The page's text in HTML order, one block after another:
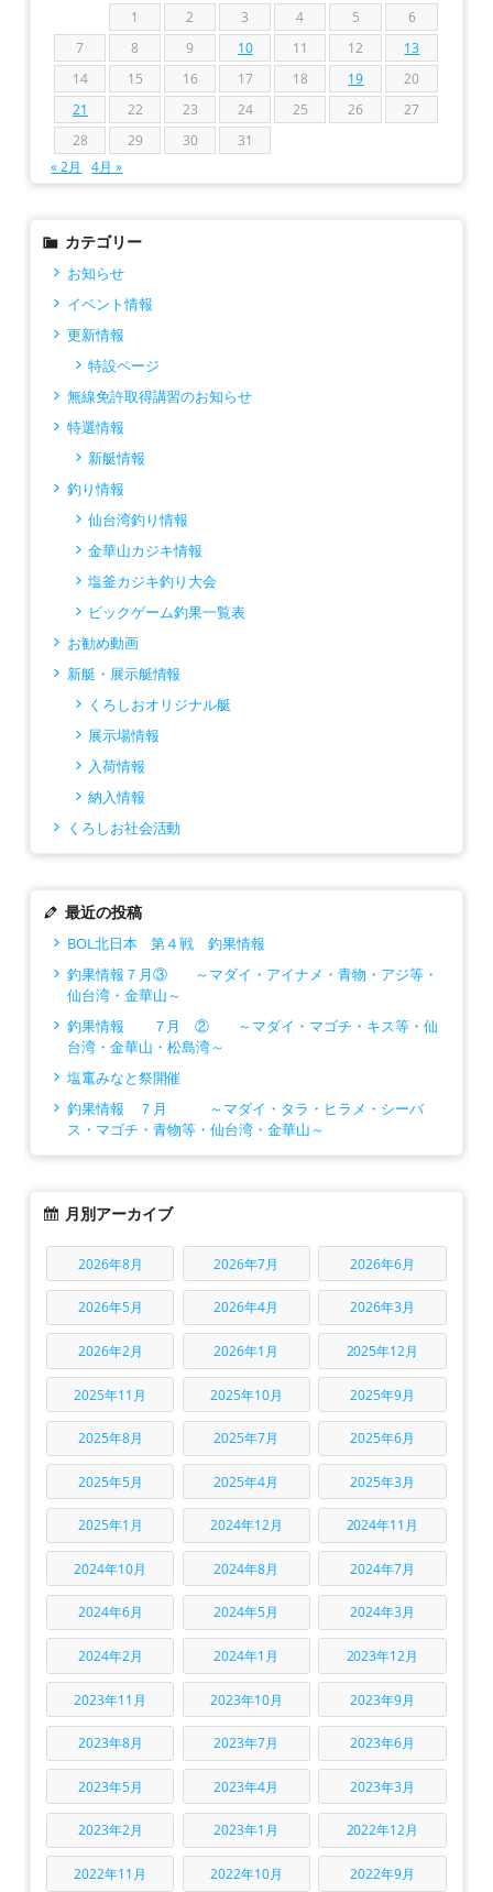
1 2 3 4 5
6
7
8 9 10 11 12
13
14
15 16 17 18 19
20
21
22 23 24 25 26
27
28
29 30
31
« 2月
4月 »
カテゴリー
お知らせ
イベント情報
更新情報
特設ページ
無線免許取得講習のお知らせ
特選情報
新艇情報
釣り情報
仙台湾釣り情報
金華山カジキ情報
塩釜カジキ釣り大会
ビックゲーム釣果一覧表
お勧め動画
新艇・展示艇情報
くろしおオリジナル艇
展示場情報
入荷情報
納入情報
くろしお社会活動
最近の投稿
BOL北日本 第４戦 釣果情報
釣果情報７月③ ～マダイ・アイナメ・青物・アジ等・
仙台湾・金華山～
釣果情報 ７月 ② ～マダイ・マゴチ・キス等・仙
台湾・金華山・松島湾～
塩竃みなと祭開催
釣果情報 ７月 ～マダイ・タラ・ヒラメ・シーバ
ス・マゴチ・青物等・仙台湾・金華山～
月別アーカイブ
2026年8月 2026年7月 2026年6月
2026年5月 2026年4月 2026年3月
2026年2月 2026年1月 2025年12月
2025年11月 2025年10月 2025年9月
2025年8月 2025年7月 2025年6月
2025年5月 2025年4月 2025年3月
2025年1月 2024年12月 2024年11月
2024年10月 2024年8月 2024年7月
2024年6月 2024年5月 2024年3月
2024年2月 2024年1月 2023年12月
2023年11月 2023年10月 2023年9月
2023年8月 2023年7月 2023年6月
2023年5月 2023年4月 2023年3月
2023年2月 2023年1月 2022年12月
2022年11月 2022年10月 2022年9月